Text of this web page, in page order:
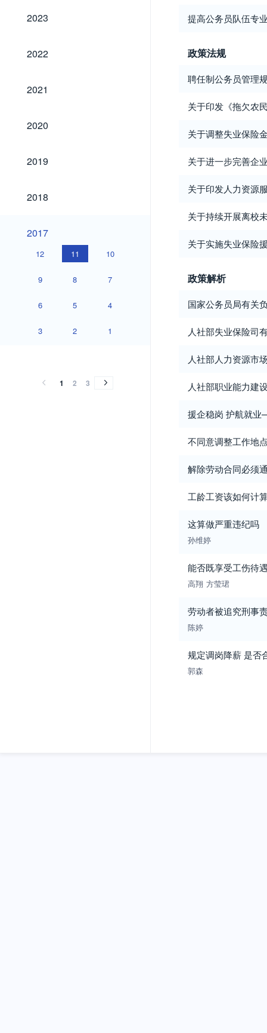
2023
2023
2022
2022
2021
2021
2020
2020
2019
2019
2018
2018
2017
2017
12 11 10
9 8 7
6 5 4
3 2 1
1 2 3
提高公务员队伍专
政策法规
聘任制公务员管理
关于印发《拖欠农
关于调整失业保险
关于进一步完善企
关于印发人力资源
关于持续开展离校
关于实施失业保险
政策解析
国家公务员局有关
人社部失业保险司
人社部人力资源市
人社部职业能力建
援企稳岗 护航就业
不同意调整工作地
解除劳动合同必须
工龄工资该如何计
这算做严重违纪吗
孙维婷
能否既享受工伤待
高翔 方莹珺
劳动者被追究刑事
陈婷
规定调岗降薪 是否
郭森